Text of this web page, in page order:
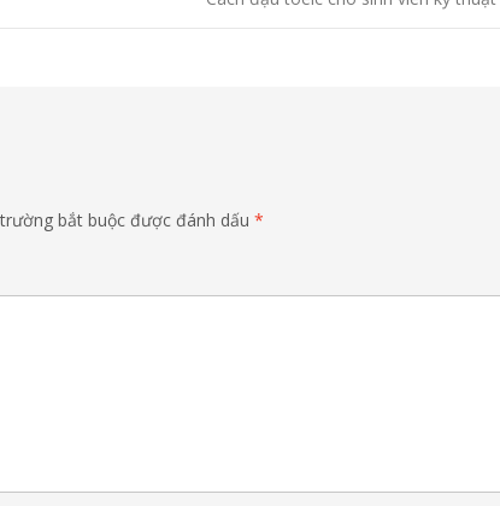
bắt buộc được đánh dấu *